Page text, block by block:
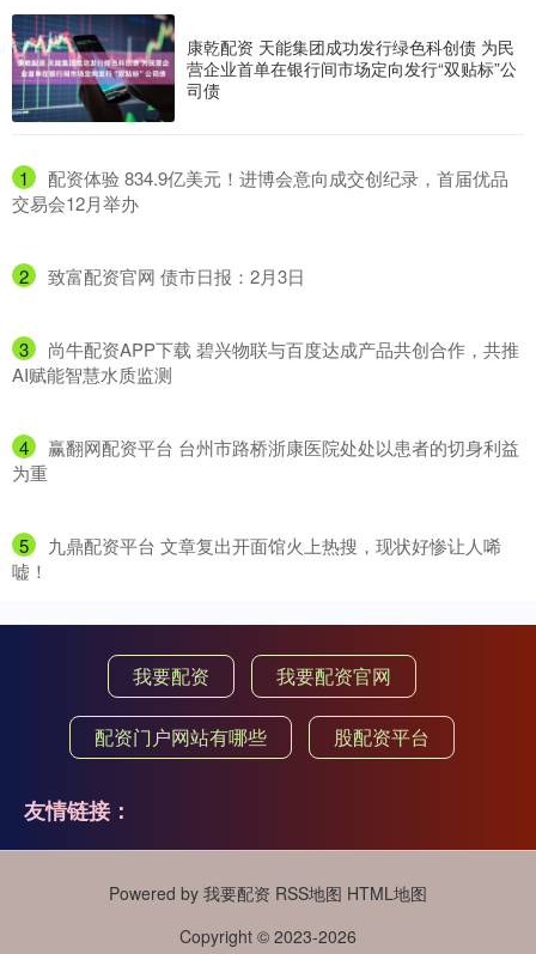
康乾配资 天能集团成功发行绿色科创债 为民
营企业首单在银行间市场定向发行“双贴标”公
司债
1
​配资体验 834.9亿美元！进博会意向成交创纪录，首届优品
交易会12月举办
2 ​致富配资官网 债市日报：2月3日
3
​尚牛配资APP下载 碧兴物联与百度达成产品共创合作，共推
AI赋能智慧水质监测
4
​赢翻网配资平台 台州市路桥浙康医院处处以患者的切身利益
为重
5
​九鼎配资平台 文章复出开面馆火上热搜，现状好惨让人唏
嘘！
我要配资 我要配资官网
配资门户网站有哪些 股配资平台
友情链接：
Powered by 我要配资 RSS地图 HTML地图
Copyright © 2023-2026